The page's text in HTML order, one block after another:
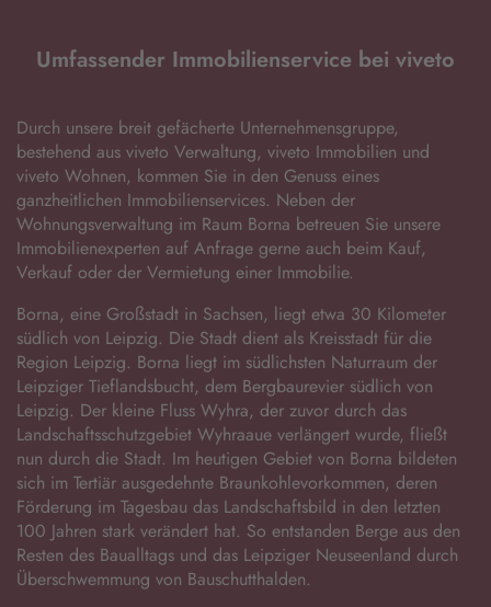
Umfassender Immobilienservice bei viveto
Durch unsere breit gefächerte Unternehmensgruppe,
bestehend aus viveto Verwaltung, viveto Immobilien und
viveto Wohnen, kommen Sie in den Genuss eines
ganzheitlichen Immobilienservices. Neben der
Wohnungsverwaltung im Raum Borna betreuen Sie unsere
Immobilienexperten auf Anfrage gerne auch beim Kauf,
Verkauf oder der Vermietung einer Immobilie.
Borna, eine Großstadt in Sachsen, liegt etwa 30 Kilometer
südlich von Leipzig. Die Stadt dient als Kreisstadt für die
Region Leipzig. Borna liegt im südlichsten Naturraum der
Leipziger Tieflandsbucht, dem Bergbaurevier südlich von
Leipzig. Der kleine Fluss Wyhra, der zuvor durch das
Landschaftsschutzgebiet Wyhraaue verlängert wurde, fließt
nun durch die Stadt. Im heutigen Gebiet von Borna bildeten
sich im Tertiär ausgedehnte Braunkohlevorkommen, deren
Förderung im Tagesbau das Landschaftsbild in den letzten
100 Jahren stark verändert hat. So entstanden Berge aus den
Resten des Baualltags und das Leipziger Neuseenland durch
Überschwemmung von Bauschutthalden.